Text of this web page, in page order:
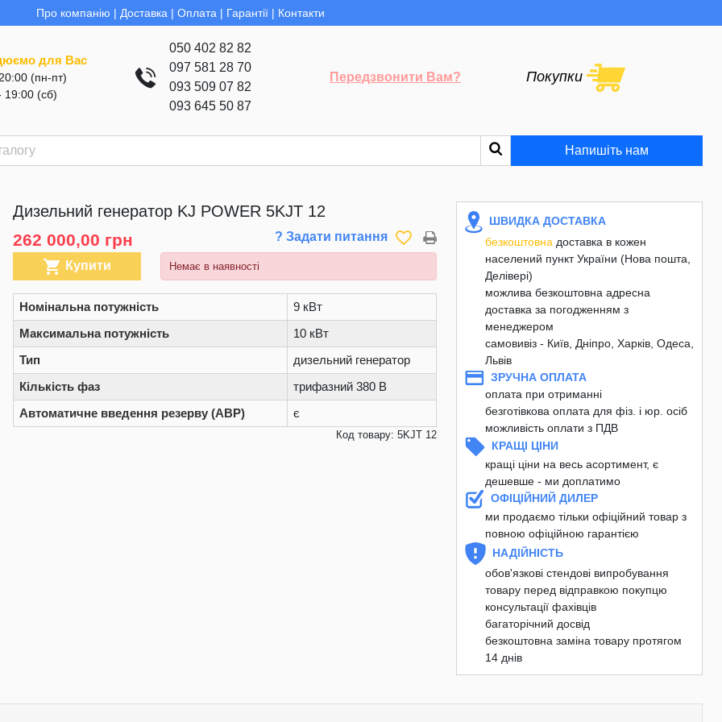
Про компанію | Доставка | Оплата | Гарантії | Контакти
для Вас
(пн-пт)
19:00 (сб)
050 402 82 82
097 581 28 70
093 509 07 82
093 645 50 87
Передзвонити Вам? Покупки
Напишіть нам
Дизельний генератор KJ POWER 5KJT 12
262 000,00 грн ? Задати питання favorite_border
 Купити Немає в наявності
Номінальна потужність
9 кВт
Максимальна потужність
10 кВт
Тип
дизельний генератор
Кількість фаз
трифазний 380 В
Автоматичне введення резерву (АВР)
є
Код товару: 5KJT 12
ШВИДКА ДОСТАВКА
безкоштовна доставка в кожен
населений пункт України (Нова пошта,
Делівері)
можлива безкоштовна адресна
доставка за погодженням з
менеджером
самовивіз - Київ, Дніпро, Харків, Одеса,
Львів
ЗРУЧНА ОПЛАТА
оплата при отриманні
безготівкова оплата для фіз. і юр. осіб
можливість оплати з ПДВ
КРАЩІ ЦІНИ
кращі ціни на весь асортимент, є
дешевше - ми доплатимо
ОФІЦІЙНИЙ ДИЛЕР
ми продаємо тільки офіційний товар з
повною офіційною гарантією
НАДІЙНІСТЬ
обов'язкові стендові випробування
товару перед відправкою покупцю
консультації фахівців
багаторічний досвід
безкоштовна заміна товару протягом
14 днів